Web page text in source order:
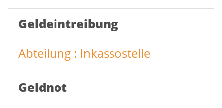
Geldeintreibung
Abteilung : Inkassostelle
Geldnot